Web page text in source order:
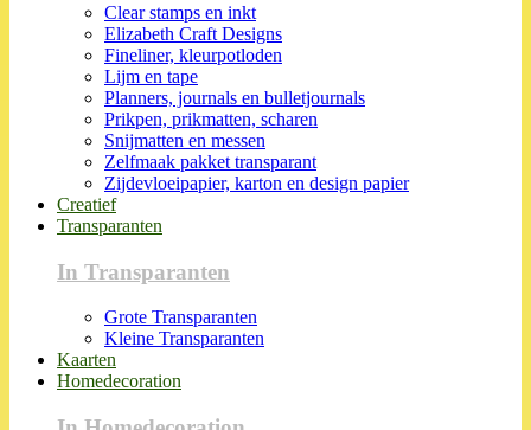
Clear stamps en inkt
Elizabeth Craft Designs
Fineliner, kleurpotloden
Lijm en tape
Planners, journals en bulletjournals
Prikpen, prikmatten, scharen
Snijmatten en messen
Zelfmaak pakket transparant
Zijdevloeipapier, karton en design papier
Creatief
Transparanten
In Transparanten
Grote Transparanten
Kleine Transparanten
Kaarten
Homedecoration